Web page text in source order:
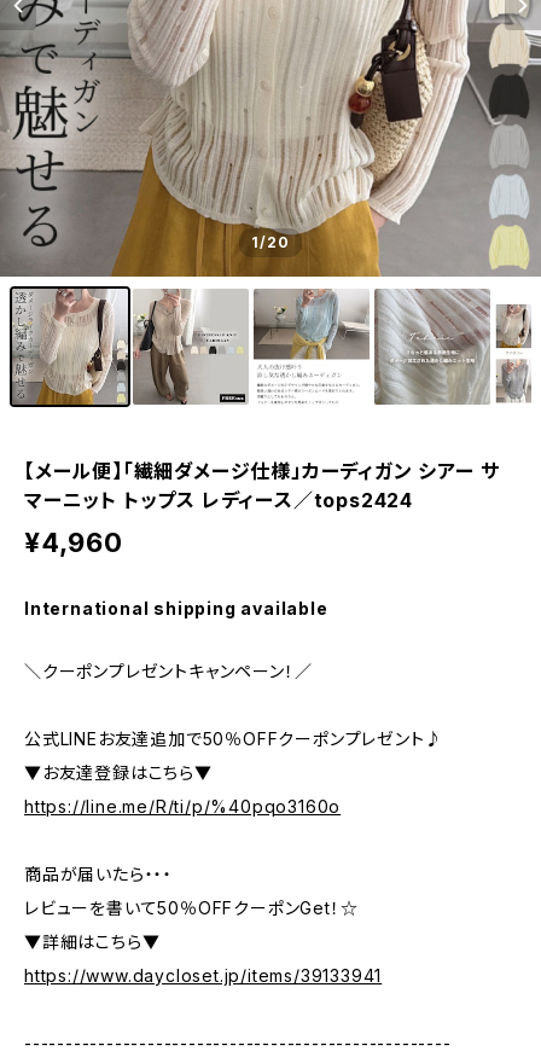
1/20
【メール便】「繊細ダメージ仕様」カーディガン シアー サ
マーニット トップス レディース／tops2424
¥4,960
International shipping available
＼クーポンプレゼントキャンペーン！／
公式LINEお友達追加で50％OFFクーポンプレゼント♪
▼お友達登録はこちら▼
https://line.me/R/ti/p/%40pqo3160o
商品が届いたら・・・
レビューを書いて50％OFFクーポンGet！☆
▼詳細はこちら▼
https://www.daycloset.jp/items/39133941
----------------------------------------------------